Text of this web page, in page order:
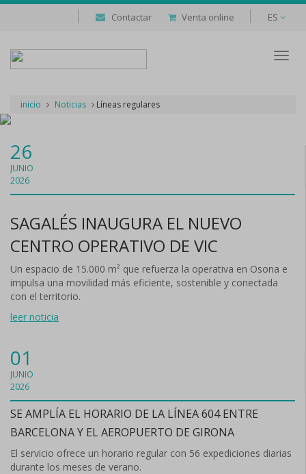
Contactar Venta online ES
inicio Noticias Líneas regulares
26
JUNIO
2026
SAGALÉS INAUGURA EL NUEVO
CENTRO OPERATIVO DE VIC
Un espacio de 15.000 m² que refuerza la operativa en Osona e
impulsa una movilidad más eficiente, sostenible y conectada
con el territorio.
leer noticia
01
JUNIO
2026
SE AMPLÍA EL HORARIO DE LA LÍNEA 604 ENTRE
BARCELONA Y EL AEROPUERTO DE GIRONA
El servicio ofrece un horario regular con 56 expediciones diarias
durante los meses de verano.